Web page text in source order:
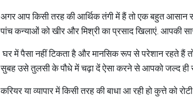
अगर आप किसी तरह की आर्थिक तंगी में हैं तो एक बहुत
पांच कन्याओं को खीर और मिश्री का प्रसाद खिलाएं. आपकी
घर में पैसा नहीं टिकता है और मानसिक रूप से परेशान रहते
सुबह उसे तुलसी के पौधे में चढ़ा दें ऐसा करने से आपको जल्द ही
करियर या व्यापार में किसी तरह की बाधा आ रही हो कुत्ते को